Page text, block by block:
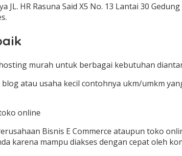
JL. HR Rasuna Said X5 No. 13 Lantai 30
murah untuk berbagai kebutuhan
atau usaha kecil contohnya ukm/umkm
online
Bisnis E Commerce ataupun toko
karena mampu diakses dengan cepat oleh